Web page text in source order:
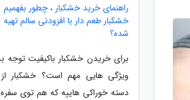
راهنمای خرید خشکبار ، چطور بفهمیم
خشکبار طعم دار با افزودنی سالم تهیه
شده؟
برای خریدن خشکبار باکیفیت توجه
ویژگی هایی مهم است؟ خشکبار
دسته خوراکی هاییه که هم توی